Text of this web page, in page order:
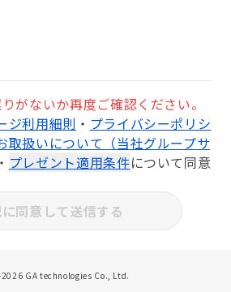
がないか再度ご確認ください。
ジ利用細則 ・ プライバシーポリシ
取扱いについて（当社グループサ
・ プレゼント適用条件について同意
同意して送信する
GA technologies Co., Ltd.